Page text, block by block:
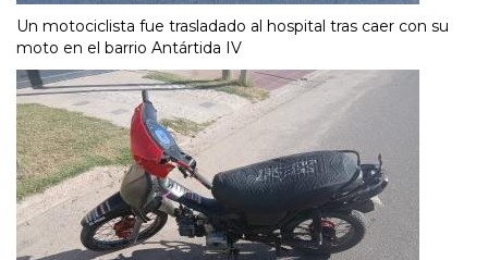
Un motociclista fue trasladado al hospital tras caer con su
moto en el barrio Antártida IV